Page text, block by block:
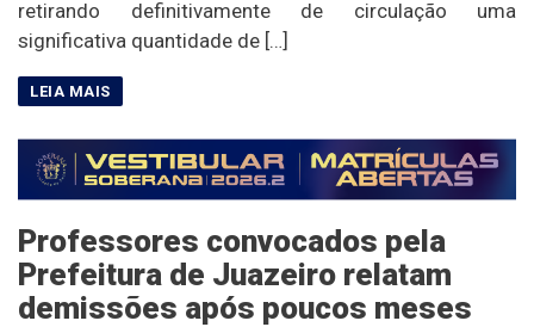
retirando definitivamente de circulação uma
significativa quantidade de […]
Professores convocados pela
Prefeitura de Juazeiro relatam
demissões após poucos meses